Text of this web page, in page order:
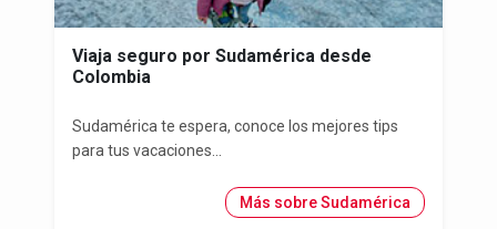
Viaja seguro por Sudamérica desde
Colombia
Sudamérica te espera, conoce los mejores tips
para tus vacaciones...
Más sobre Sudamérica